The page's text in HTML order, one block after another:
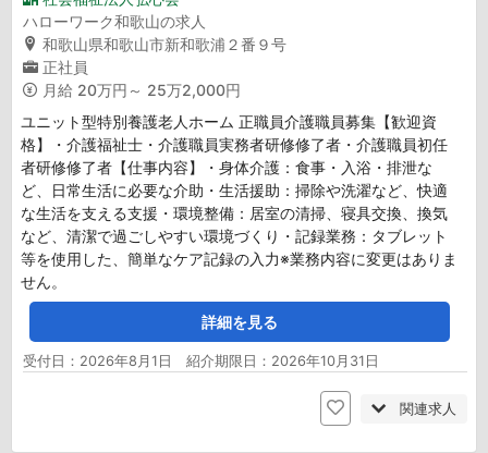
ハローワーク和歌山の求人
和歌山県和歌山市新和歌浦２番９号
正社員
月給 20万円～ 25万2,000円
ユニット型特別養護老人ホーム 正職員介護職員募集【歓迎資
格】・介護福祉士・介護職員実務者研修修了者・介護職員初任
者研修修了者【仕事内容】・身体介護：食事・入浴・排泄な
ど、日常生活に必要な介助・生活援助：掃除や洗濯など、快適
な生活を支える支援・環境整備：居室の清掃、寝具交換、換気
など、清潔で過ごしやすい環境づくり・記録業務：タブレット
等を使用した、簡単なケア記録の入力※業務内容に変更はありま
せん。
詳細を見る
受付日：2026年8月1日 紹介期限日：2026年10月31日
関連求人